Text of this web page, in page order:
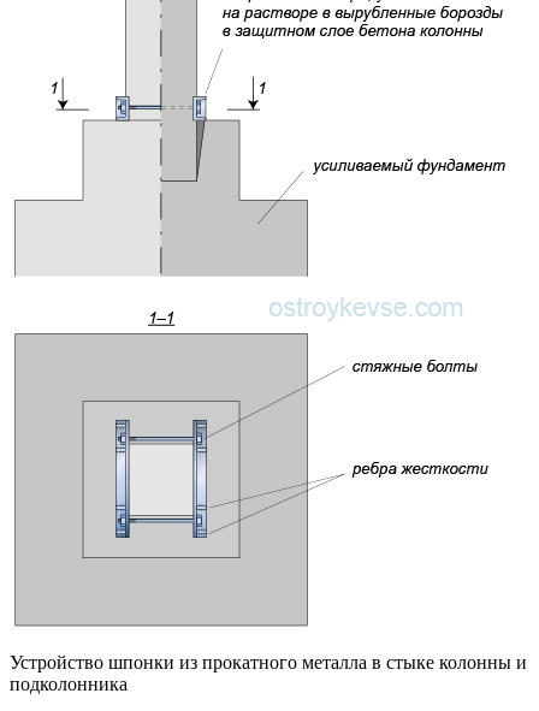
Устройство шпонки из прокатного металла в стыке колонны и
подколонника